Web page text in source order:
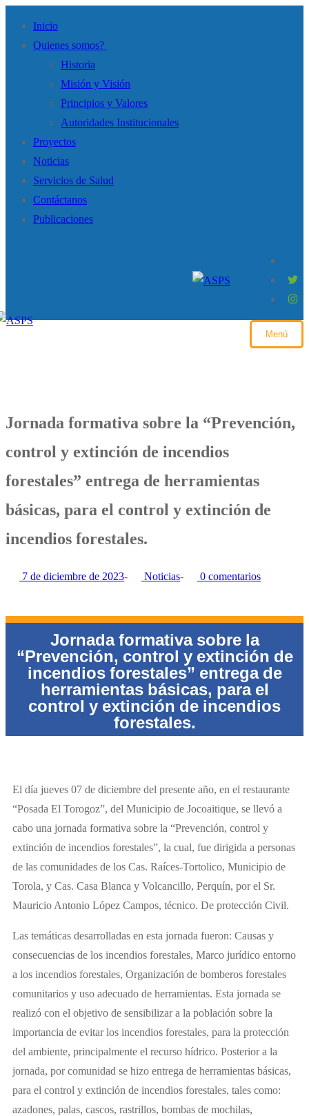
Inicio
Quienes somos?
Historia
Misión y Visión
Principios y Valores
Autoridades Institucionales
Proyectos
Noticias
Servicios de Salud
Contáctanos
Publicaciones
Menú
Jornada formativa sobre la “Prevención,
control y extinción de incendios
forestales” entrega de herramientas
básicas, para el control y extinción de
incendios forestales.
7 de diciembre de 2023- Noticias- 0 comentarios
Jornada formativa sobre la
“Prevención, control y extinción de
incendios forestales” entrega de
herramientas básicas, para el
control y extinción de incendios
forestales.
El día jueves 07 de diciembre del presente año, en el restaurante
“Posada El Torogoz”, del Municipio de Jocoaitique, se llevó a
cabo una jornada formativa sobre la “Prevención, control y
extinción de incendios forestales”, la cual, fue dirigida a personas
de las comunidades de los Cas. Raíces-Tortolico, Municipio de
Torola, y Cas. Casa Blanca y Volcancillo, Perquín, por el Sr.
Mauricio Antonio López Campos, técnico. De protección Civil.
Las temáticas desarrolladas en esta jornada fueron: Causas y
consecuencias de los incendios forestales, Marco jurídico entorno
a los incendios forestales, Organización de bomberos forestales
comunitarios y uso adecuado de herramientas. Esta jornada se
realizó con el objetivo de sensibilizar a la población sobre la
importancia de evitar los incendios forestales, para la protección
del ambiente, principalmente el recurso hídrico. Posterior a la
jornada, por comunidad se hizo entrega de herramientas básicas,
para el control y extinción de incendios forestales, tales como:
azadones, palas, cascos, rastrillos, bombas de mochilas,